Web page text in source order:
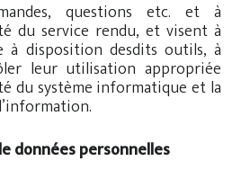
questions etc. et à
du service rendu, et visent à
à disposition desdits outils, à
leur utilisation appropriée
du système informatique et la
données personnelles